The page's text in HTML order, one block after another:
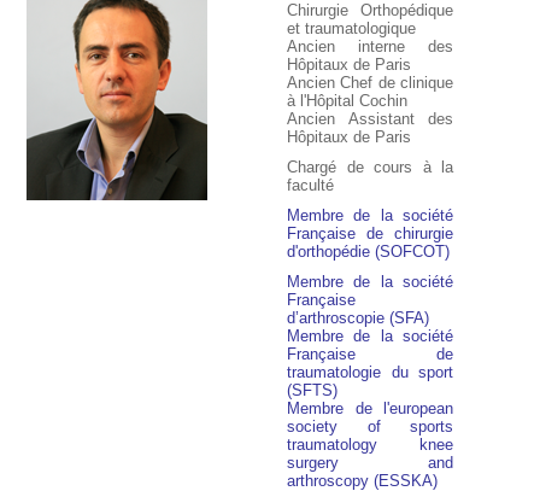
Chirurgie Orthopédique
et traumatologique
Ancien interne des
Hôpitaux de Paris
Ancien Chef de clinique
à l'Hôpital Cochin
Ancien Assistant des
Hôpitaux de Paris
Chargé de cours à la
faculté
Membre de la société
Française de chirurgie
d'orthopédie (SOFCOT)
Membre de la société
Française
d’arthroscopie (SFA)
Membre de la société
Française de
traumatologie du sport
(SFTS)
Membre de l'european
society of sports
traumatology knee
surgery and
arthroscopy (ESSKA)